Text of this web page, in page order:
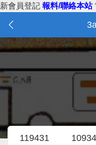
新會員登記 報料/聯絡本站
119431